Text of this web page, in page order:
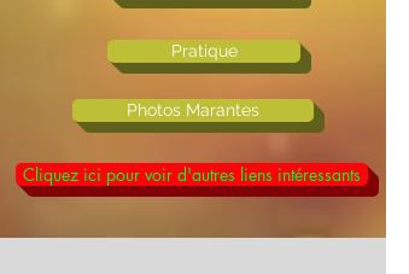
Pratique
Photos Marantes
Cliquez ici pour voir d'autres liens intéressants